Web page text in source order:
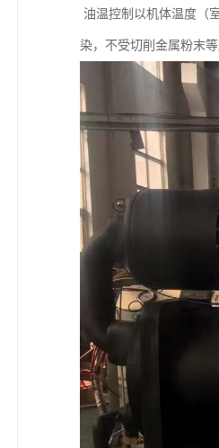
油温控制以机体温度（
染，不受切削金属粉末